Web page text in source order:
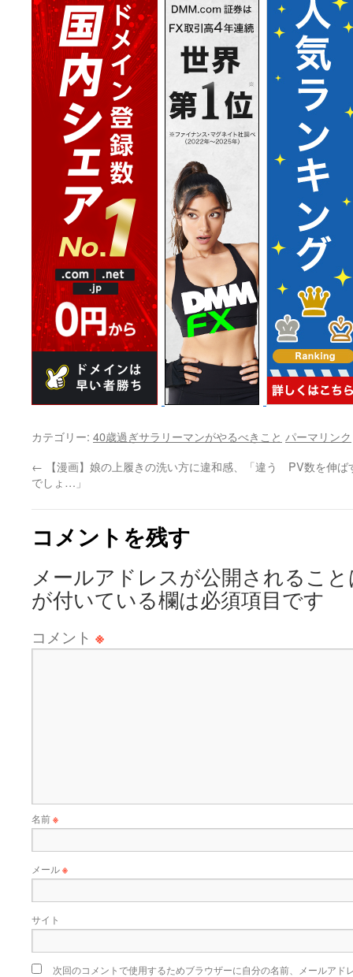
カテゴリー: 40歳過ぎサラリーマンがやるべきこと パーマリンク
← 【漫画】娘の上履きの洗い方に違和感、「違う
でしょ…」
PV数を伸ば
コメントを残す
メールアドレスが公開されるこ
が付いている欄は必須項目です
コメント ※
名前※
メール※
サイト
次回のコメントで使用するためブラウザーに自分の名前、メールアド